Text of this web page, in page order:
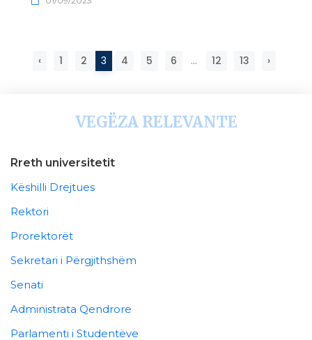
‹ 1 2 3 4 5 6 ... 12 13 ›
VEGËZA RELEVANTE
Rreth universitetit
Këshilli Drejtues
Rektori
Prorektorët
Sekretari i Përgjithshëm
Senati
Administrata Qendrore
Parlamenti i Studentëve